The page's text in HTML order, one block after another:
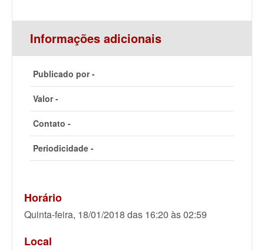
Informações adicionais
Publicado por -
Valor -
Contato -
Periodicidade -
Horário
Quinta-feira, 18/01/2018 das 16:20 às 02:59
Local